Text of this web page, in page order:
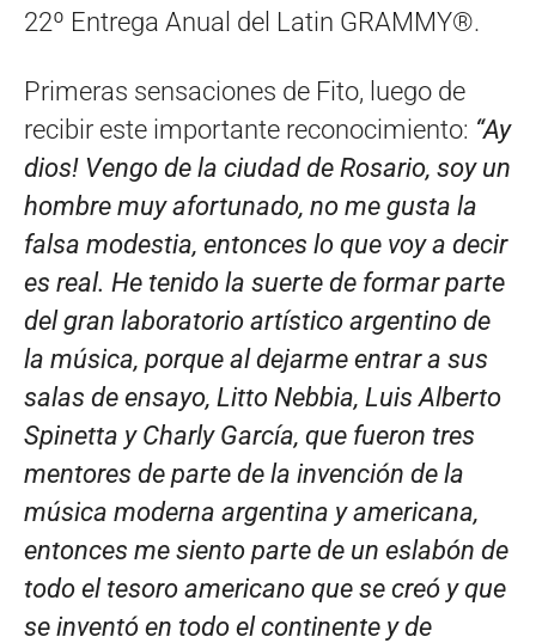
22º Entrega Anual del Latin GRAMMY®.
Primeras sensaciones de Fito, luego de
recibir este importante reconocimiento: “Ay
dios! Vengo de la ciudad de Rosario, soy un
hombre muy afortunado, no me gusta la
falsa modestia, entonces lo que voy a decir
es real. He tenido la suerte de formar parte
del gran laboratorio artístico argentino de
la música, porque al dejarme entrar a sus
salas de ensayo, Litto Nebbia, Luis Alberto
Spinetta y Charly García, que fueron tres
mentores de parte de la invención de la
música moderna argentina y americana,
entonces me siento parte de un eslabón de
todo el tesoro americano que se creó y que
se inventó en todo el continente y de